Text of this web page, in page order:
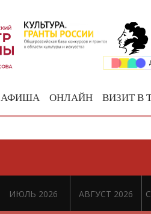
АФИША ОНЛАЙН ВИЗИТ В
ИЮЛЬ 2026 АВГУСТ 2026